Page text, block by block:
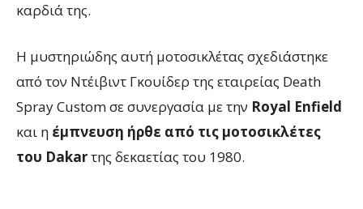
καρδιά της.
Η μυστηριώδης αυτή μοτοσικλέτας σχεδιάστηκε
από τον Ντέιβιντ Γκουίδερ της εταιρείας Death
Spray Custom σε συνεργασία με την Royal Enfield
και η έμπνευση ήρθε από τις μοτοσικλέτες
του Dakarτης δεκαετίας του 1980.